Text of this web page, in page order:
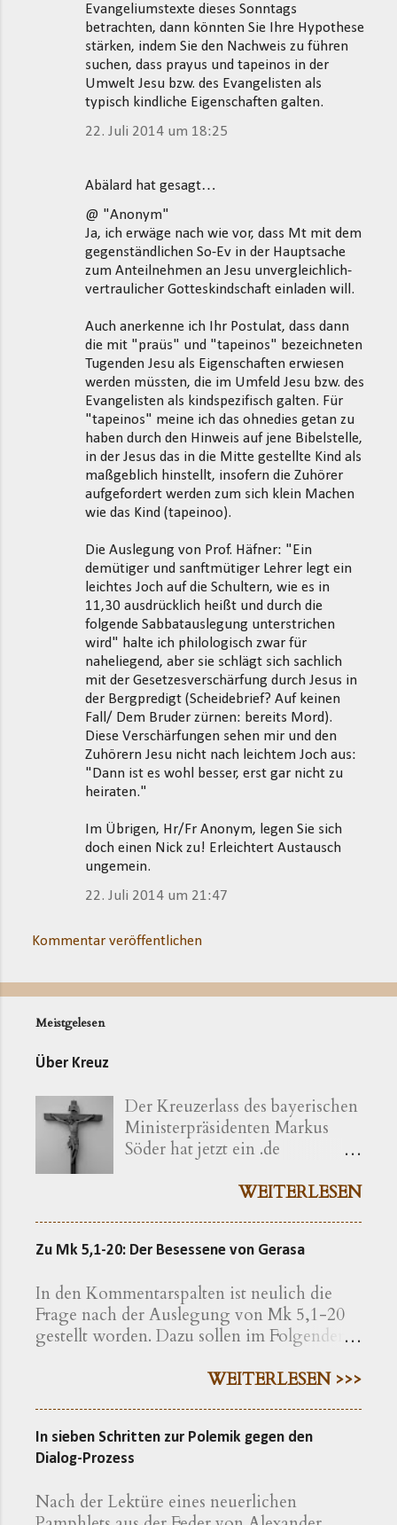
Evangeliumstexte dieses Sonntags
betrachten, dann könnten Sie Ihre Hypothese
stärken, indem Sie den Nachweis zu führen
suchen, dass prayus und tapeinos in der
Umwelt Jesu bzw. des Evangelisten als
typisch kindliche Eigenschaften galten.
22. Juli 2014 um 18:25
Abälard hat gesagt…
@ "Anonym"
Ja, ich erwäge nach wie vor, dass Mt mit dem
gegenständlichen So-Ev in der Hauptsache
zum Anteilnehmen an Jesu unvergleichlich-
vertraulicher Gotteskindschaft einladen will.
Auch anerkenne ich Ihr Postulat, dass dann
die mit "praüs" und "tapeinos" bezeichneten
Tugenden Jesu als Eigenschaften erwiesen
werden müssten, die im Umfeld Jesu bzw. des
Evangelisten als kindspezifisch galten. Für
"tapeinos" meine ich das ohnedies getan zu
haben durch den Hinweis auf jene Bibelstelle,
in der Jesus das in die Mitte gestellte Kind als
maßgeblich hinstellt, insofern die Zuhörer
aufgefordert werden zum sich klein Machen
wie das Kind (tapeinoo).
Die Auslegung von Prof. Häfner: "Ein
demütiger und sanftmütiger Lehrer legt ein
leichtes Joch auf die Schultern, wie es in
11,30 ausdrücklich heißt und durch die
folgende Sabbatauslegung unterstrichen
wird" halte ich philologisch zwar für
naheliegend, aber sie schlägt sich sachlich
mit der Gesetzesverschärfung durch Jesus in
der Bergpredigt (Scheidebrief? Auf keinen
Fall/ Dem Bruder zürnen: bereits Mord).
Diese Verschärfungen sehen mir und den
Zuhörern Jesu nicht nach leichtem Joch aus:
"Dann ist es wohl besser, erst gar nicht zu
heiraten."
Im Übrigen, Hr/Fr Anonym, legen Sie sich
doch einen Nick zu! Erleichtert Austausch
ungemein.
22. Juli 2014 um 21:47
Kommentar veröffentlichen
Meistgelesen
Über Kreuz
Der Kreuzerlass des bayerischen
Ministerpräsidenten Markus
Söder hat jetzt ein .de
Der Vorgang gibt sich im
erkennen. Die »Ökumenische
evangelischer Professoren und
Hochschullehrer der Theologie
zum bayerischen Kreuzerlass am
präzisiert als eine Erklärung von
»aus Bayern stammenden oder
in Bayern lehrenden
christlichen Theologen« – so
werden die Erstunterzeichner
vorgestellt. Dass Bayern noch
auf eine Weise der Tradition
WEITERLESEN
Zu Mk 5,1-20: Der Besessene von Gerasa
In den Kommentarspalten ist neulich die
Frage nach der Auslegung von Mk 5,1-20
gestellt worden. Dazu sollen im Folgenden
werden. Der Text findet sich in der
Elberfelder Bibel hier Eine erweiterte
Geschichte Auf den ersten Blick macht die
Eindruck: Sie bietet eine Einleitung, in der
WEITERLESEN >>>
In sieben Schritten zur Polemik gegen den
Dialog-Prozess
Nach der Lektüre eines neuerlichen